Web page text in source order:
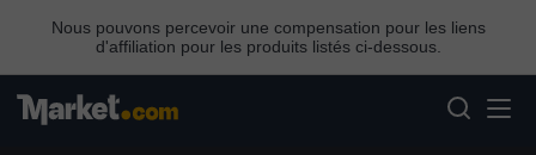
Nous pouvons percevoir une compensation pour les liens
d'affiliation pour les produits listés ci-dessous.